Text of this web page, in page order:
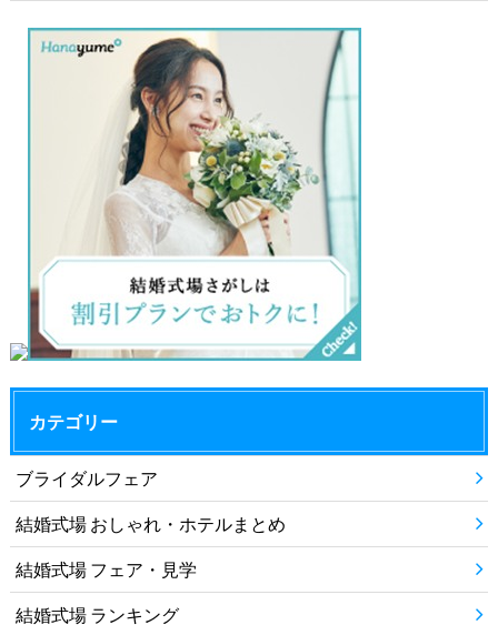
カテゴリー
ブライダルフェア
結婚式場 おしゃれ・ホテルまとめ
結婚式場 フェア・見学
結婚式場 ランキング